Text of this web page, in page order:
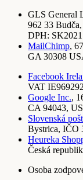
GLS General
962 33
DPH:
MailChimp,
GA 30308
Facebook
VAT
Google Inc.,
CA 94043,
Slovenská
Bystrica, IČO
Heureka
Česká
Osoba